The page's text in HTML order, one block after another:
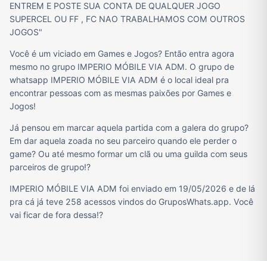
ENTREM E POSTE SUA CONTA DE QUALQUER JOGO
SUPERCEL OU FF , FC NAO TRABALHAMOS COM OUTROS
JOGOS"
Você é um viciado em Games e Jogos? Então entra agora
mesmo no grupo IMPERIO MÓBILE VIA ADM. O grupo de
whatsapp IMPERIO MÓBILE VIA ADM é o local ideal pra
encontrar pessoas com as mesmas paixões por Games e
Jogos!
Já pensou em marcar aquela partida com a galera do grupo?
Em dar aquela zoada no seu parceiro quando ele perder o
game? Ou até mesmo formar um clã ou uma guilda com seus
parceiros de grupo!?
IMPERIO MÓBILE VIA ADM foi enviado em 19/05/2026 e de lá
pra cá já teve 258 acessos vindos do GruposWhats.app. Você
vai ficar de fora dessa!?